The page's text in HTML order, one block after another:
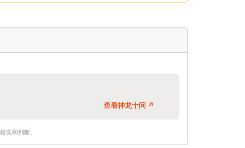
查看神龙十问 ↗
实和判断。